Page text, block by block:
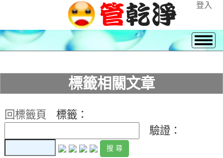
登入
標籤相關文章
回標籤頁
標籤：
驗證：